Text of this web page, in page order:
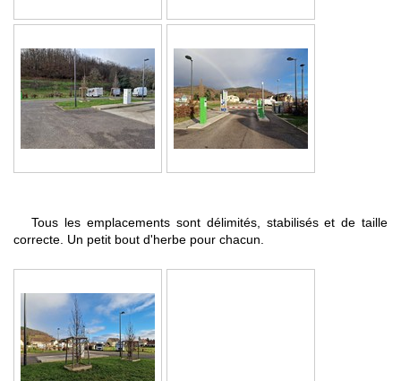
Tous les emplacements sont délimités, stabilisés et de taille
correcte. Un petit bout d'herbe pour chacun.